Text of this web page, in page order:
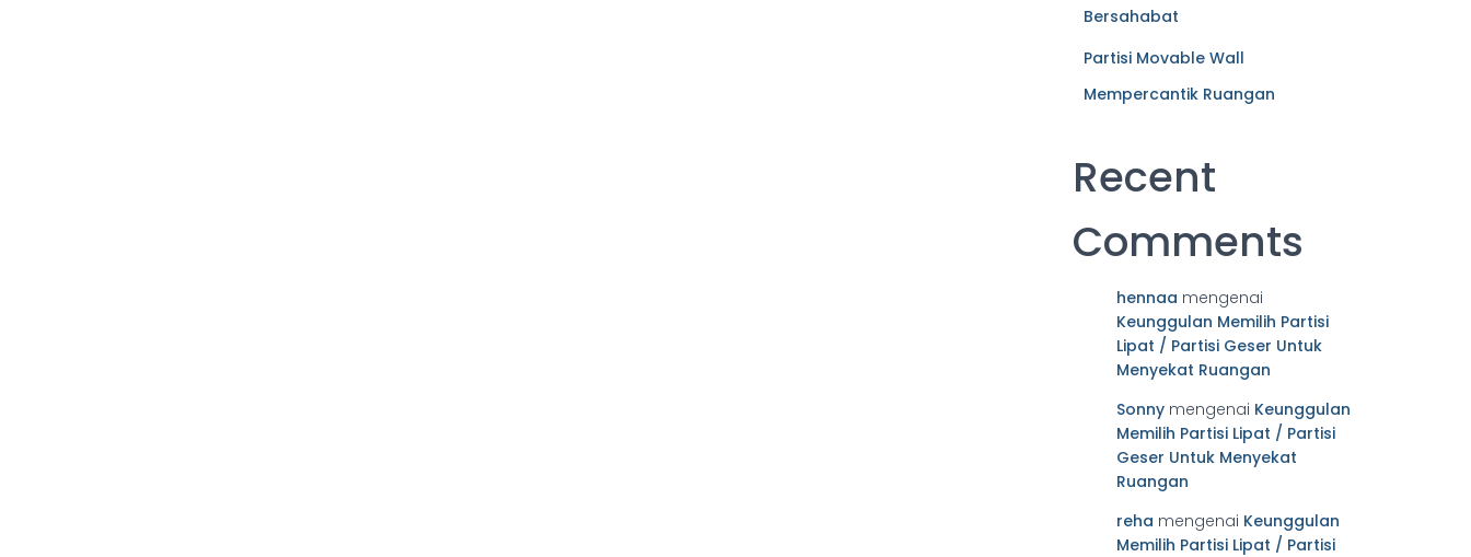
Bersahabat
Partisi Movable Wall
Mempercantik Ruangan
Recent
Comments
hennaa mengenai
Keunggulan Memilih Partisi
Lipat / Partisi Geser Untuk
Menyekat Ruangan
Sonnymengenai Keunggulan
Memilih Partisi Lipat / Partisi
Geser Untuk Menyekat
Ruangan
reha mengenai Keunggulan
Memilih Partisi Lipat / Partisi